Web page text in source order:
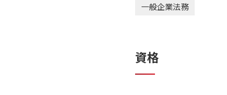
一般企業法務
資格